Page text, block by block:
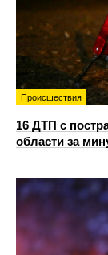
Происшествия
16 ДТП с
области за